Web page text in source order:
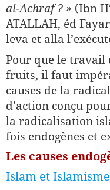
al-Achraf ? » (Ibn
ATALLAH, éd
leva et alla
Pour que le travail
fruits, il faut
causes de la
d’action conçu
la radicalisation
fois endogènes et
Les causes
Islam et Islamisme